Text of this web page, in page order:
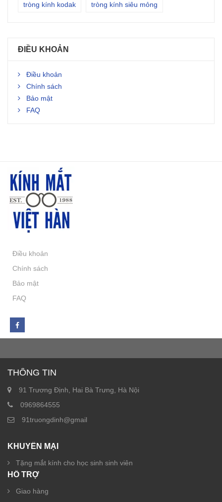
tròng kính kodak tròng kính siêu mỏng
ĐIỀU KHOẢN
Điều khoản
Chính sách
Bảo mật
FAQ
Điều khoản
Chính sách
Bảo mật
FAQ
THÔNG TIN
91 Trương Định, Hai Bà Trưng, Hà Nội
0969864555
91truongdinh@gmail
KHUYẾN MẠI
Tặng mắt kính cho học sinh sinh viên
HỖ TRỢ
Giao hàng